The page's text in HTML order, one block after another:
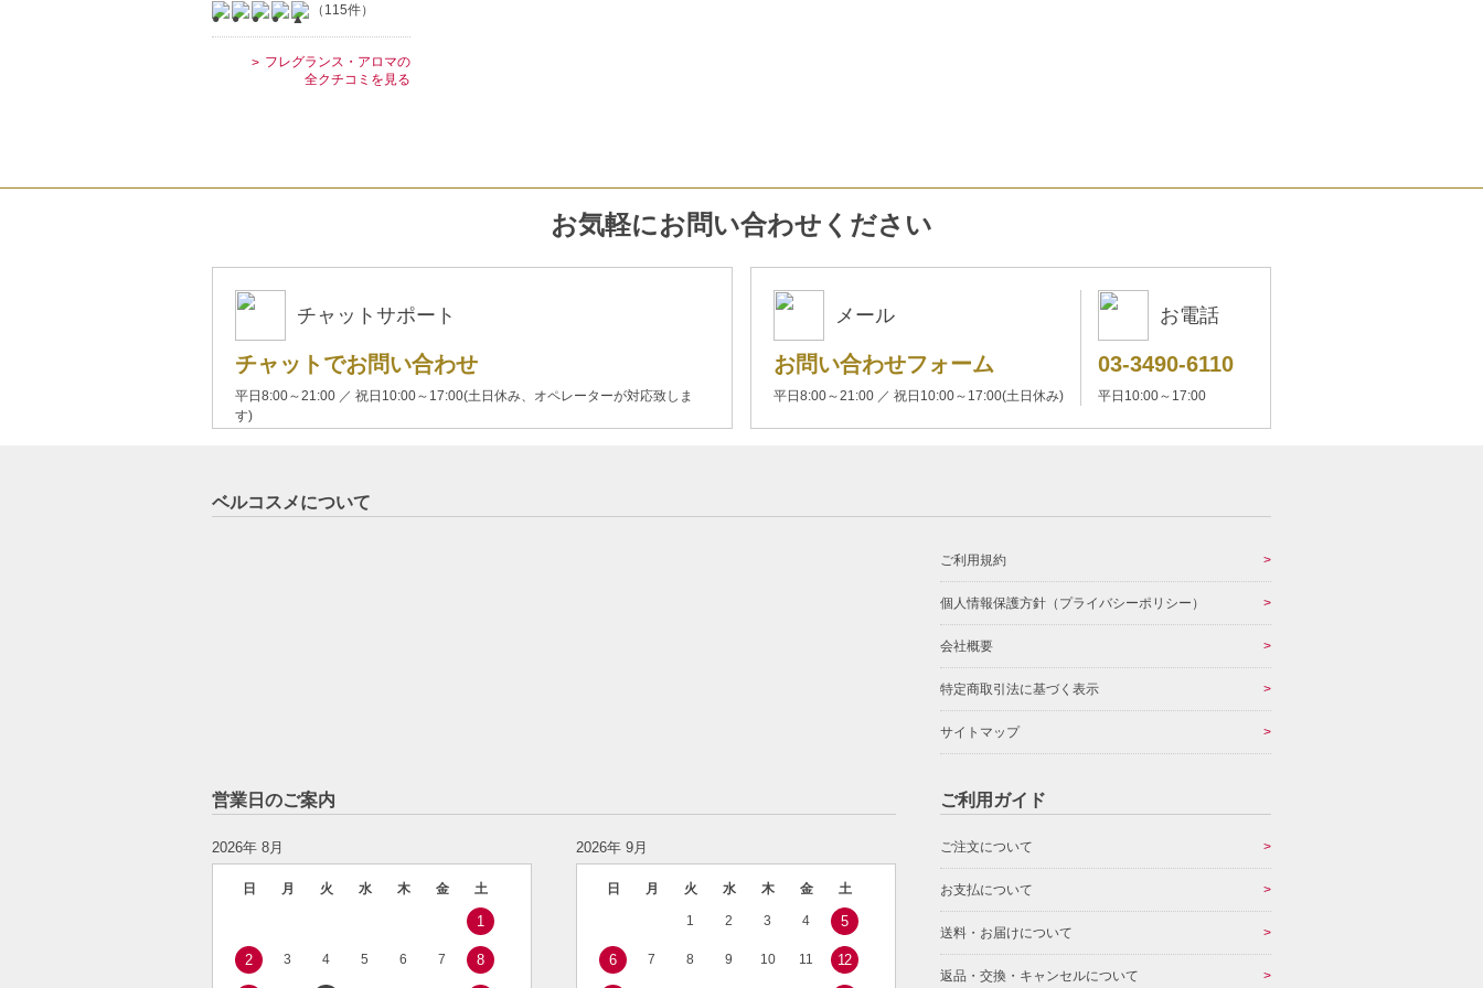
（115件）
フレグランス・アロマの
全クチコミを見る
お気軽にお問い合わせください
チャットサポート
チャットでお問い合わせ
平日8:00～21:00 ／ 祝日10:00～17:00(土日休み、オペレーターが対応致しま
す)
メール
お問い合わせフォーム
平日8:00～21:00 ／ 祝日10:00～17:00(土日休み)
お電話
03-3490-6110
平日10:00～17:00
ベルコスメについて
ご利用規約
個人情報保護方針（プライバシーポリシー）
会社概要
特定商取引法に基づく表示
サイトマップ
営業日のご案内
2026年 8月
日 月 火 水 木 金 土
1
2 3 4 5 6 7 8
2026年 9月
日 月 火 水 木 金 土
1 2 3 4 5
6 7 8 9 10 11 12
ご利用ガイド
ご注文について
お支払について
送料・お届けについて
返品・交換・キャンセルについて